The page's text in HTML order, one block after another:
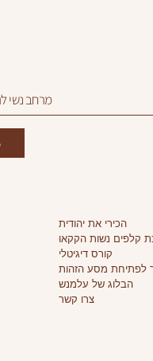
מרחב נשי
הכירי את יהודית
קלפים נשות הקקאו
קורס דיגיטלי
לפתיחת מסע הזהות
הבלוג של עלמנש
צרו קשר